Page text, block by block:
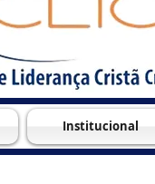
Institucional